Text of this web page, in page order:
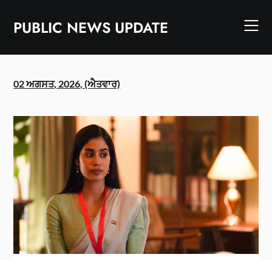
contentPUBLIC NEWS UPDATE
02 ਅਗਸਤ, 2026, (ਐਤਵਾਰ)